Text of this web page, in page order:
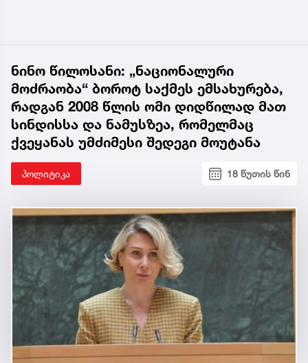
ნინო წილოსანი: „ნაციონალური
მოძრაობა“ ბოროტ საქმეს ემსახურება,
რადგან 2008 წლის ომი დიდწილად მათ
სინდისსა და ნამუსზეა, რომელმაც
ქვეყანას უმძიმესი შედეგი მოუტანა
პოლიტიკა 18 წუთის წინ